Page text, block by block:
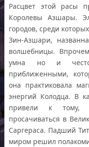
Расцвет этой расы
Королевы Азшары.
городов, среди
Зин-Азшари,
волшебницы.
умна но и
приближенными,
она практиковала
энергий Колодца. В
привели к тому,
просачиваться в
Саргераса. Падший
миром решил